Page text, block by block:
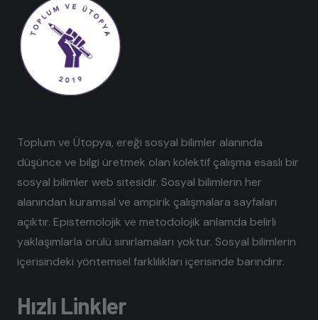
Toplum ve Ütopya, ereği sosyal bilimler alanında
düşünce ve bilgi üretmek olan kolektif çalışma esaslı bir
sosyal bilimler web sitesidir. Sosyal bilimlerin her
alanından kuramsal ve ampirik çalışmalara sayfaları
açıktır. Epistemolojik ve metodolojik anlamda belirli
yaklaşımlarla örülü sınırlamaları yoktur. Sosyal bilimlerin
içerisindeki yöntemsel farklılıkları içerisinde barındırır.
Hızlı Linkler